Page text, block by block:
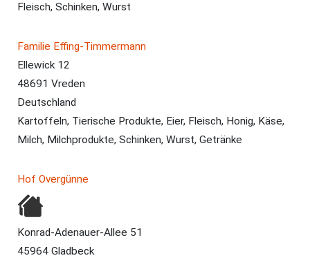
Fleisch, Schinken, Wurst
Familie Effing-Timmermann
Ellewick 12
48691 Vreden
Deutschland
Kartoffeln, Tierische Produkte, Eier, Fleisch, Honig, Käse,
Milch, Milchprodukte, Schinken, Wurst, Getränke
Hof Overgünne
Konrad-Adenauer-Allee 51
45964 Gladbeck